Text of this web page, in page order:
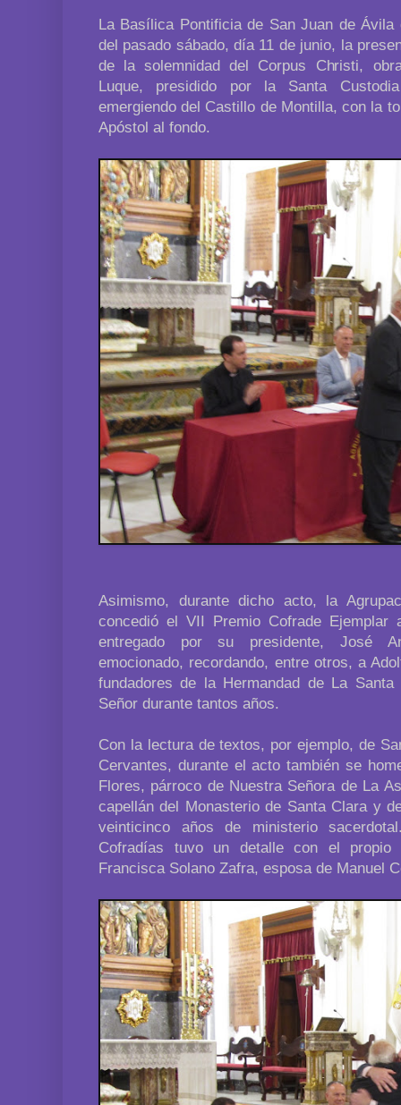
La Basílica Pontificia de San Juan de
del pasado sábado, día 11 de junio, la
de la solemnidad del Corpus Christi,
Luque, presidido por la Santa
emergiendo del Castillo de Montilla, con la
Apóstol al fondo.
Asimismo, durante dicho acto, la
concedió el VII Premio Cofrade
entregado por su presidente, José
emocionado, recordando, entre otros, a
fundadores de la Hermandad de La
Señor durante tantos años.
Con la lectura de textos, por ejemplo, de
Cervantes, durante el acto también se
Flores, párroco de Nuestra Señora de La
capellán del Monasterio de Santa Clara y
veinticinco años de ministerio
Cofradías tuvo un detalle con el
Francisca Solano Zafra, esposa de Manuel